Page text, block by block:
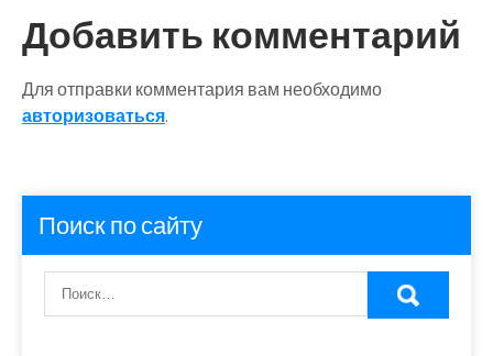
Добавить комментарий
Для отправки комментария вам необходимо
авторизоваться.
Поиск по сайту